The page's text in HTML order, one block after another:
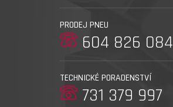
PRODEJ PNEU
604 826 084
TECHNICKÉ PORADENSTVÍ
731 379 997